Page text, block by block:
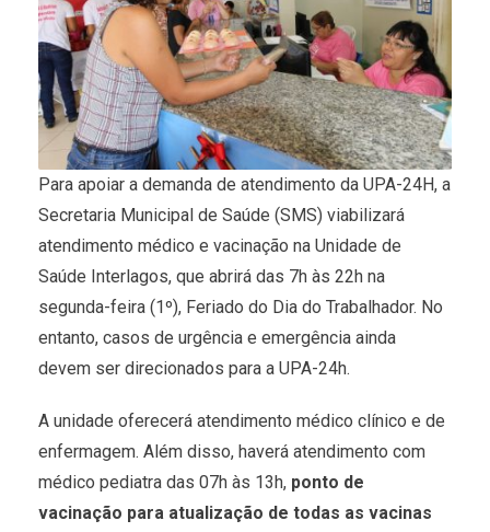
Para apoiar a demanda de atendimento da UPA-24H, a
Secretaria Municipal de Saúde (SMS) viabilizará
atendimento médico e vacinação na Unidade de
Saúde Interlagos, que abrirá das 7h às 22h na
segunda-feira (1º), Feriado do Dia do Trabalhador. No
entanto, casos de urgência e emergência ainda
devem ser direcionados para a UPA-24h.
A unidade oferecerá atendimento médico clínico e de
enfermagem. Além disso, haverá atendimento com
médico pediatra das 07h às 13h, ponto de
vacinação para atualização de todas as vacinas